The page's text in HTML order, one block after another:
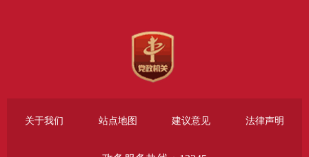
关于我们 站点地图 建议意见 法律声明